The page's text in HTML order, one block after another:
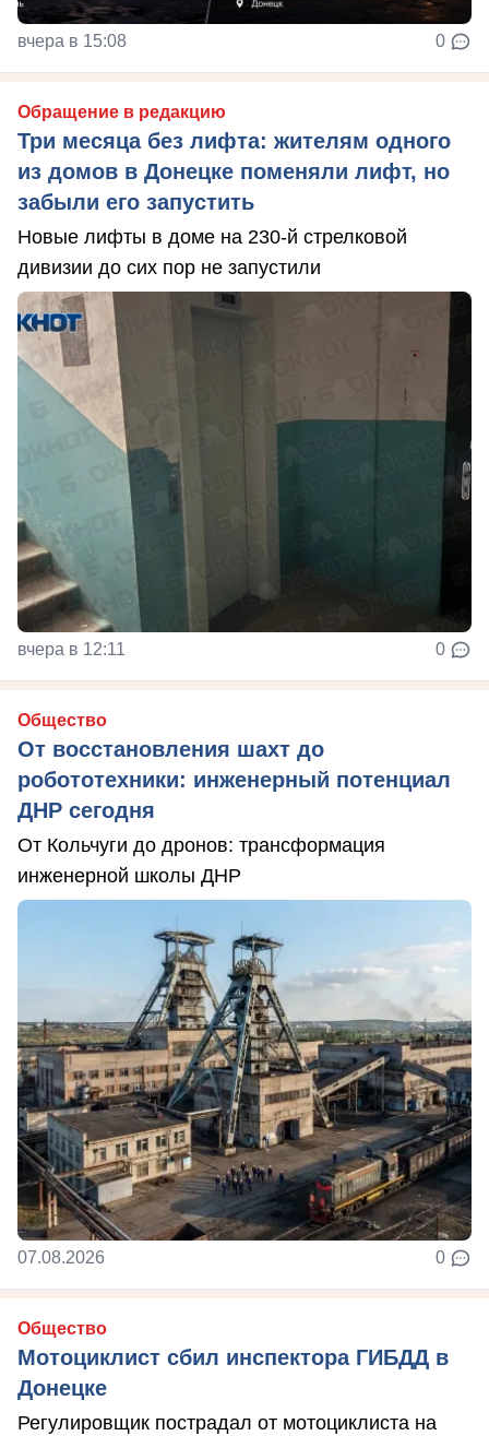
вчера в 15:08 0
Обращение в редакцию
Три месяца без лифта: жителям одного
из домов в Донецке поменяли лифт, но
забыли его запустить
Новые лифты в доме на 230-й стрелковой
дивизии до сих пор не запустили
вчера в 12:11 0
Общество
От восстановления шахт до
робототехники: инженерный потенциал
ДНР сегодня
От Кольчуги до дронов: трансформация
инженерной школы ДНР
07.08.2026 0
Общество
Мотоциклист сбил инспектора ГИБДД в
Донецке
Регулировщик пострадал от мотоциклиста на